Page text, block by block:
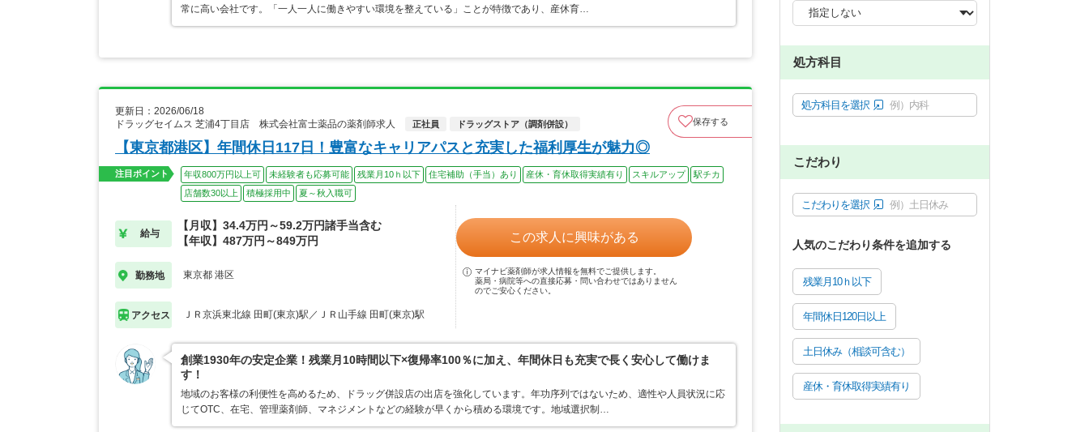
常に高い会社です。「一人一人に働きやすい環境を整えている」ことが特徴であり、産休育…
更新日：2026/06/18
ドラッグセイムス 芝浦4丁目店 株式会社富士薬品の薬剤師求人
正社員 ドラッグストア（調剤併設） 保存する
【東京都港区】年間休日117日！豊富なキャリアパスと充実した福利厚生が魅力◎
注目ポイント 年収800万円以上可 未経験者も応募可能 残業月10ｈ以下 住宅補助（手当）あり 産休・育休取得実績有り スキルアップ
駅チカ
店舗数30以上
積極採用中 夏～秋入職可
給与
【月収】34.4万円～59.2万円諸手当含む
【年収】487万円～849万円
勤務地 東京都 港区
アクセス ＪＲ京浜東北線 田町(東京)駅／ＪＲ山手線 田町(東京)駅
この求人に興味がある
マイナビ薬剤師が求人情報を無料でご提供します。
薬局・病院等への直接応募・問い合わせではありません
のでご安心ください。
創業1930年の安定企業！残業月10時間以下×復帰率100％に加え、年間休日も充実で長く安心して働けま
す！
地域のお客様の利便性を高めるため、ドラッグ併設店の出店を強化しています。年功序列ではないため、適性や人員状況に応
じてOTC、在宅、管理薬剤師、マネジメントなどの経験が早くから積める環境です。地域選択制…
処方科目
処方科目を選択 例）内科
こだわり
こだわりを選択 例）土日休み
人気のこだわり条件を追加する
残業月10ｈ以下
年間休日120日以上
土日休み（相談可含む）
産休・育休取得実績有り